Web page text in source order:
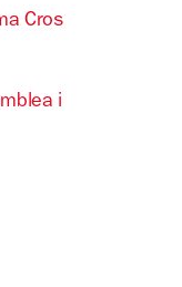
Cros
i